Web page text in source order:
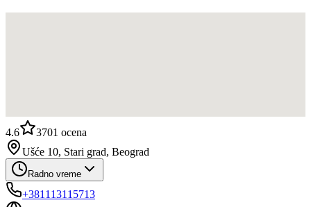
4.6 3701 ocena
Ušće 10, Stari grad, Beograd
Radno vreme
+381113115713